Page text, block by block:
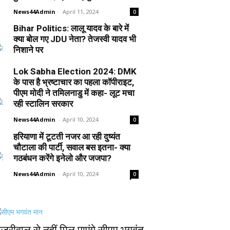
News44Admin - April 11, 2024 0
Bihar Politics: लालू यादव के बारे में
क्या बोल गए JDU नेता? तेजस्वी यादव भी
निशाने पर
Lok Sabha Election 2024: DMK
के पास है भ्रष्टाचार का पहला कॉपीराइट,
पीएम मोदी ने तमिलनाडु में कहा- लूट मचा
रही स्टालिन सरकार
News44Admin - April 10, 2024 0
हरियाणा में टूटती नजर आ रही दुष्यंत
चौटाला की पार्टी, सवाल बस इतना- क्या
गठबंधन करेंगे इनेलो और जजपा?
News44Admin - April 10, 2024 0